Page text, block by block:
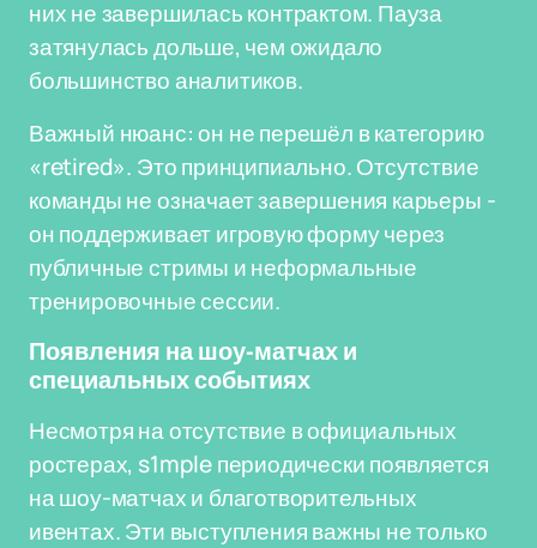
них не завершилась контрактом. Пауза
затянулась дольше, чем ожидало
большинство аналитиков.
Важный нюанс: он не перешёл в категорию
«retired». Это принципиально. Отсутствие
команды не означает завершения карьеры -
он поддерживает игровую форму через
публичные стримы и неформальные
тренировочные сессии.
Появления на шоу-матчах и
специальных событиях
Несмотря на отсутствие в официальных
ростерах, s1mple периодически появляется
на шоу-матчах и благотворительных
ивентах. Эти выступления важны не только